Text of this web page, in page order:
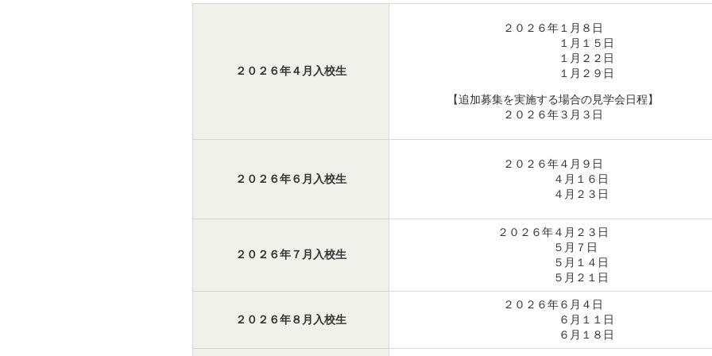
２０２６年４月入校生
２０２６年１月８日
１月１５日
１月２２日
１月２９日
【追加募集を実施する場合の見学会日程】
２０２６年３月３日
２０２６年６月入校生
２０２６年４月９日
４月１６日
４月２３日
２０２６年７月入校生
２０２６年４月２３日
５月７日
５月１４日
５月２１日
２０２６年８月入校生
２０２６年６月４日
６月１１日
６月１８日